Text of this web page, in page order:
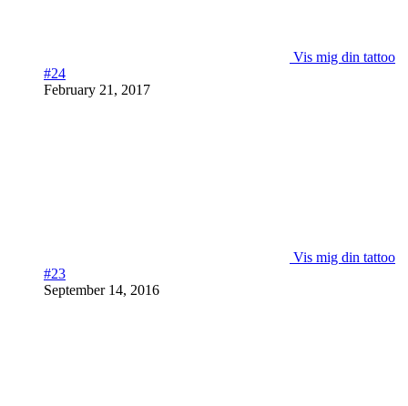
Vis mig din tattoo
#24
February 21, 2017
Vis mig din tattoo
#23
September 14, 2016